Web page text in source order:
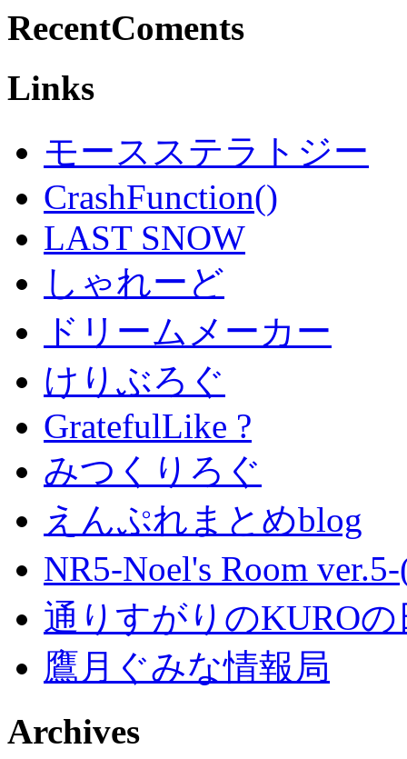
RecentComents
Links
モースステラトジー
CrashFunction()
LAST SNOW
しゃれーど
ドリームメーカー
けりぶろぐ
GratefulLike ?
みつくりろぐ
えんぷれまとめblog
NR5-Noel's Room
通りすがりのKURO
鷹月ぐみな情報局
Archives